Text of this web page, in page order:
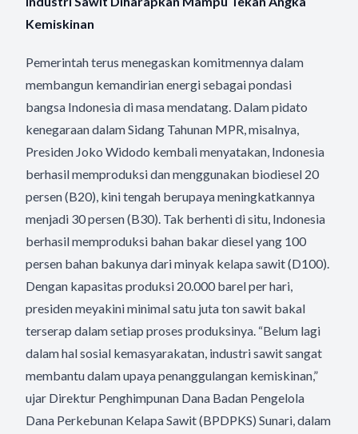
Kemiskinan
Pemerintah terus menegaskan komitmennya dalam
membangun kemandirian energi sebagai pondasi
bangsa Indonesia di masa mendatang. Dalam pidato
kenegaraan dalam Sidang Tahunan MPR, misalnya,
Presiden Joko Widodo kembali menyatakan, Indonesia
berhasil memproduksi dan menggunakan biodiesel 20
persen (B20), kini tengah berupaya meningkatkannya
menjadi 30 persen (B30). Tak berhenti di situ, Indonesia
berhasil memproduksi bahan bakar diesel yang 100
persen bahan bakunya dari minyak kelapa sawit (D100).
Dengan kapasitas produksi 20.000 barel per hari,
presiden meyakini minimal satu juta ton sawit bakal
terserap dalam setiap proses produksinya. “Belum lagi
dalam hal sosial kemasyarakatan, industri sawit sangat
membantu dalam upaya penanggulangan kemiskinan,”
ujar Direktur Penghimpunan Dana Badan Pengelola
Dana Perkebunan Kelapa Sawit (BPDPKS) Sunari, dalam